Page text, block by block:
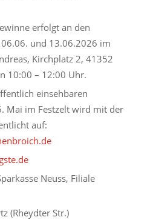
erfolgt an den
und 13.06.2026 im
Kirchplatz 2, 41352
10:00 – 12:00 Uhr.
einsehbaren
Mai im Festzelt wird mit der
auf:
Neuss, Filiale
(Rheydter Str.)